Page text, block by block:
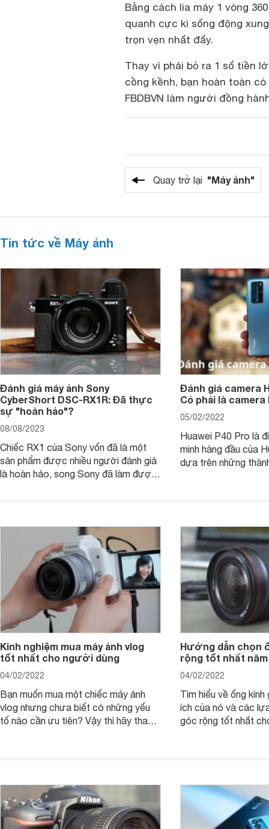
Bằng cách lia máy 1 vòng
quanh cực kì sống động
trọn vẹn nhất đấy.
Thay vì phải bỏ ra 1 số tiền
cồng kềnh, bạn hoàn toàn
FBDBVN làm người đồng
Quay trở lại "Máy ảnh"
Tin tức về Máy ảnh
Đánh giá máy ảnh Sony
CyberShort DSC-RX1R: Đã thực
sự "hoàn hảo"?
08/08/2023
Chiếc RX1 của Sony vốn đã là một
sản phẩm được nhiều người đánh giá
là hoàn hảo, song Sony đã làm được
xử lý ảnh JPEG.
Đánh giá camera
Có phải là
05/02/2022
Huawei P40 Pro là
minh hàng đầu của
dựa trên những
Pro đem đến những
Kinh nghiệm mua máy ảnh vlog
tốt nhất cho người dùng
04/02/2022
Bạn muốn mua một chiếc máy ảnh
vlog nhưng chưa biết có những yếu
tố nào cần ưu tiên? Vậy thì hãy tham
Hướng dẫn chọn
rộng tốt nhất năm
04/02/2022
Tìm hiểu về ống
ích của nó và các
góc rộng tốt nhất